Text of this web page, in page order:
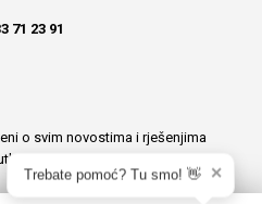
71 23 91
o svim novostima i rješenjima
možete prijavu besplatno
Trebate pomoć? Tu smo! 👋 ✕